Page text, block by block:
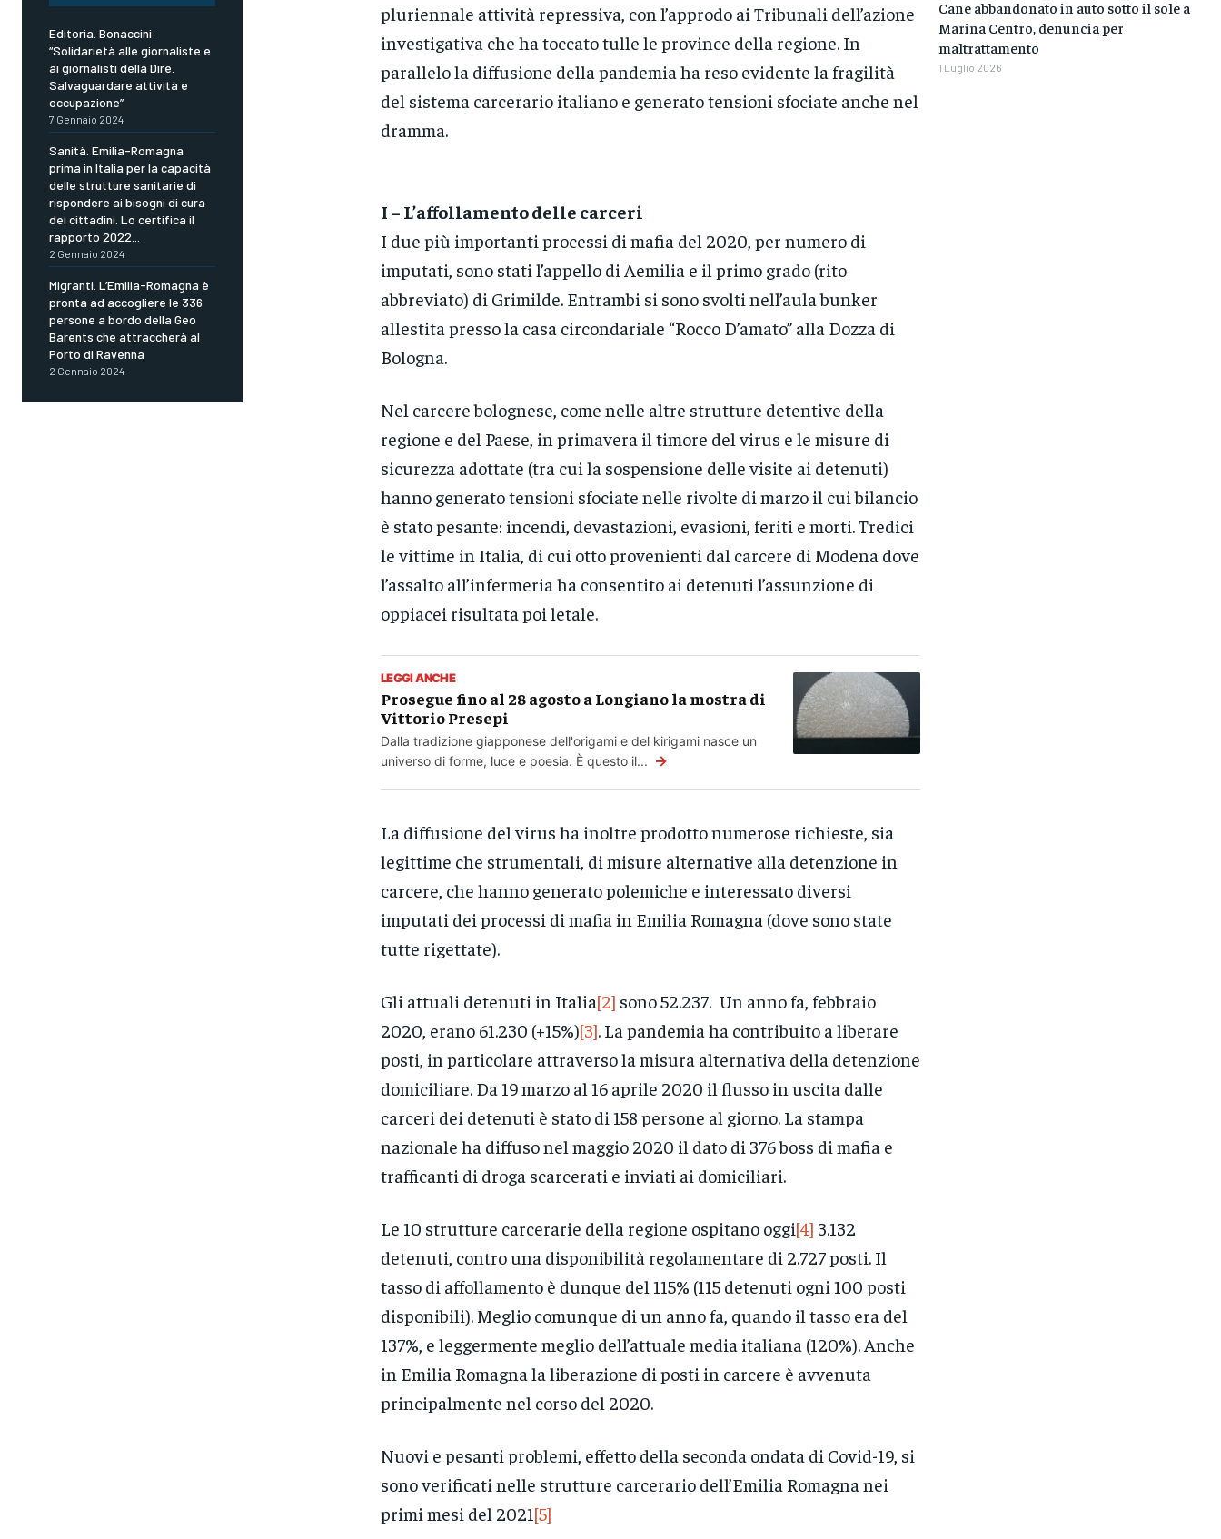
Editoria. Bonaccini:
“Solidarietà alle giornaliste e
ai giornalisti della Dire.
Salvaguardare attività e
occupazione”
7 Gennaio 2024
Sanità. Emilia-Romagna
prima in Italia per la capacità
delle strutture sanitarie di
rispondere ai bisogni di cura
dei cittadini. Lo certifica il
rapporto 2022...
2 Gennaio 2024
Migranti. L’Emilia-Romagna è
pronta ad accogliere le 336
persone a bordo della Geo
Barents che attraccherà al
Porto di Ravenna
2 Gennaio 2024
pluriennale attività repressiva, con l’approdo ai Tribunali dell’azione
investigativa che ha toccato tulle le province della regione. In
parallelo la diffusione della pandemia ha reso evidente la fragilità
del sistema carcerario italiano e generato tensioni sfociate anche nel
dramma.
I – L’affollamento delle carceri
I due più importanti processi di mafia del 2020, per numero di
imputati, sono stati l’appello di Aemilia e il primo grado (rito
abbreviato) di Grimilde. Entrambi si sono svolti nell’aula bunker
allestita presso la casa circondariale “Rocco D’amato” alla Dozza di
Bologna.
Nel carcere bolognese, come nelle altre strutture detentive della
regione e del Paese, in primavera il timore del virus e le misure di
sicurezza adottate (tra cui la sospensione delle visite ai detenuti)
hanno generato tensioni sfociate nelle rivolte di marzo il cui bilancio
è stato pesante: incendi, devastazioni, evasioni, feriti e morti. Tredici
le vittime in Italia, di cui otto provenienti dal carcere di Modena dove
l’assalto all’infermeria ha consentito ai detenuti l’assunzione di
oppiacei risultata poi letale.
LEGGI ANCHE
Prosegue fino al 28 agosto a Longiano la mostra di
Vittorio Presepi
Dalla tradizione giapponese dell'origami e del kirigami nasce un
universo di forme, luce e poesia. È questo il... →
La diffusione del virus ha inoltre prodotto numerose richieste, sia
legittime che strumentali, di misure alternative alla detenzione in
carcere, che hanno generato polemiche e interessato diversi
imputati dei processi di mafia in Emilia Romagna (dove sono state
tutte rigettate).
Gli attuali detenuti in Italia[2] sono 52.237. Un anno fa, febbraio
2020, erano 61.230 (+15%)[3]. La pandemia ha contribuito a liberare
posti, in particolare attraverso la misura alternativa della detenzione
domiciliare. Da 19 marzo al 16 aprile 2020 il flusso in uscita dalle
carceri dei detenuti è stato di 158 persone al giorno. La stampa
nazionale ha diffuso nel maggio 2020 il dato di 376 boss di mafia e
trafficanti di droga scarcerati e inviati ai domiciliari.
Le 10 strutture carcerarie della regione ospitano oggi[4] 3.132
detenuti, contro una disponibilità regolamentare di 2.727 posti. Il
tasso di affollamento è dunque del 115% (115 detenuti ogni 100 posti
disponibili). Meglio comunque di un anno fa, quando il tasso era del
137%, e leggermente meglio dell’attuale media italiana (120%). Anche
in Emilia Romagna la liberazione di posti in carcere è avvenuta
principalmente nel corso del 2020.
Nuovi e pesanti problemi, effetto della seconda ondata di Covid-19, si
sono verificati nelle strutture carcerario dell’Emilia Romagna nei
primi mesi del 2021[5]
Cane abbandonato in auto sotto il sole a
Marina Centro, denuncia per
maltrattamento
1 Luglio 2026